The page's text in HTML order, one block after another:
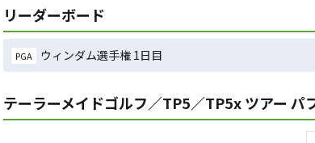
リーダーボード
PGA ウィンダム選手権 1日目
テーラーメイドゴルフ／TP5／TP5x ツアー